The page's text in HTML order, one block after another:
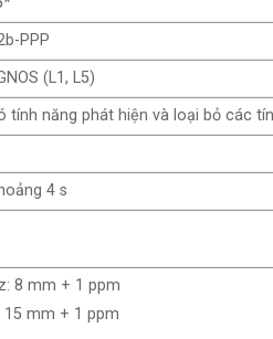
PPP
(L1, L5)
tính năng phát hiện và loại bỏ các
4 s
8 mm + 1 ppm
15 mm + 1 ppm